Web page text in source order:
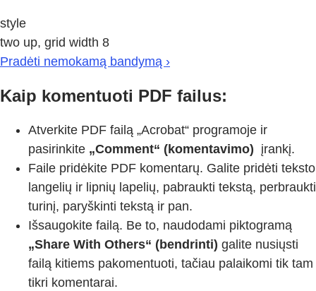
style
two up, grid width 8
Pradėti nemokamą bandymą ›
Kaip komentuoti PDF failus:
Atverkite PDF failą „Acrobat“ programoje ir
pasirinkite „Comment“ (komentavimo) įrankį.
Faile pridėkite PDF komentarų. Galite pridėti teksto
langelių ir lipnių lapelių, pabraukti tekstą, perbraukti
turinį, paryškinti tekstą ir pan.
Išsaugokite failą. Be to, naudodami piktogramą
„Share With Others“ (bendrinti) galite nusiųsti
failą kitiems pakomentuoti, tačiau palaikomi tik tam
tikri komentarai.